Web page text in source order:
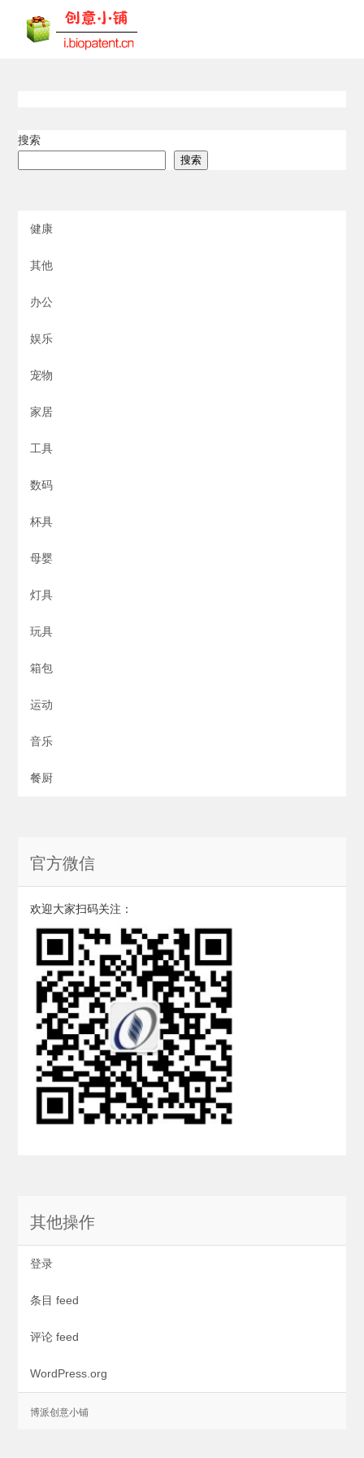
搜索
搜索
健康
其他
办公
娱乐
宠物
家居
工具
数码
杯具
母婴
灯具
玩具
箱包
运动
音乐
餐厨
官方微信
欢迎大家扫码关注：
其他操作
登录
条目 feed
评论 feed
WordPress.org